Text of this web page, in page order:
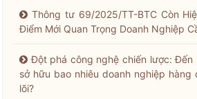
Thông tư 69/2025/TT-BTC Còn
Điểm Mới Quan Trọng Doanh Nghiệp
Đột phá công nghệ chiến lược: Đến
sở hữu bao nhiêu doanh nghiệp
lõi?